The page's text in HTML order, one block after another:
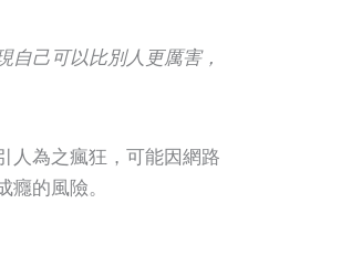
己可以比別人更厲害，
人為之瘋狂，可能因網路
的風險。